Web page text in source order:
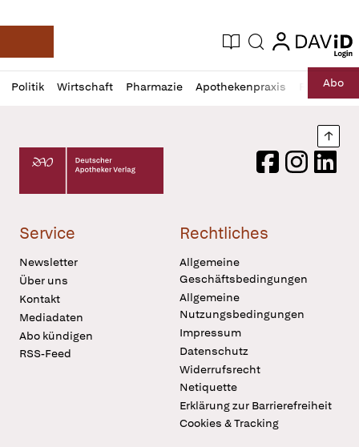
Deutsche Apotheker Zeitung
Aktuelle Ausgabe
Suche login
login
Politik Wirtschaft Pharmazie Apothekenpraxis RechtAbo
Profil
öffnen
Daz
Pur
Deutscher Apotheker Verlag Logo
FacebookInstagram
Service
Newsletter
Über uns
Kontakt
Mediadaten
Abo kündigen
RSS-Feed
Rechtliches
Allgemeine
Geschäftsbedingungen
Allgemeine
Nutzungsbedingungen
Impressum
Datenschutz
Widerrufsrecht
Netiquette
Erklärung zur Barrierefreiheit
Cookies & Tracking